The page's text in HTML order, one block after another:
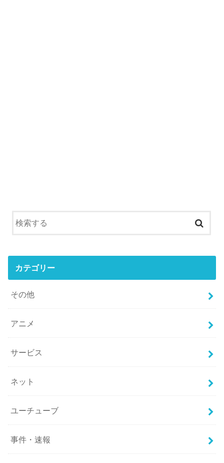
カテゴリー
その他
アニメ
サービス
ネット
ユーチューブ
事件・速報